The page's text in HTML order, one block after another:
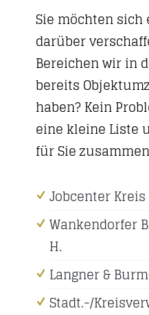
Sie möchten
darüber
Bereichen wir in
bereits
haben? Kein
eine kleine Liste
für Sie
Jobcenter
Wankendorfer
H.
Langner &
Stadt.-/